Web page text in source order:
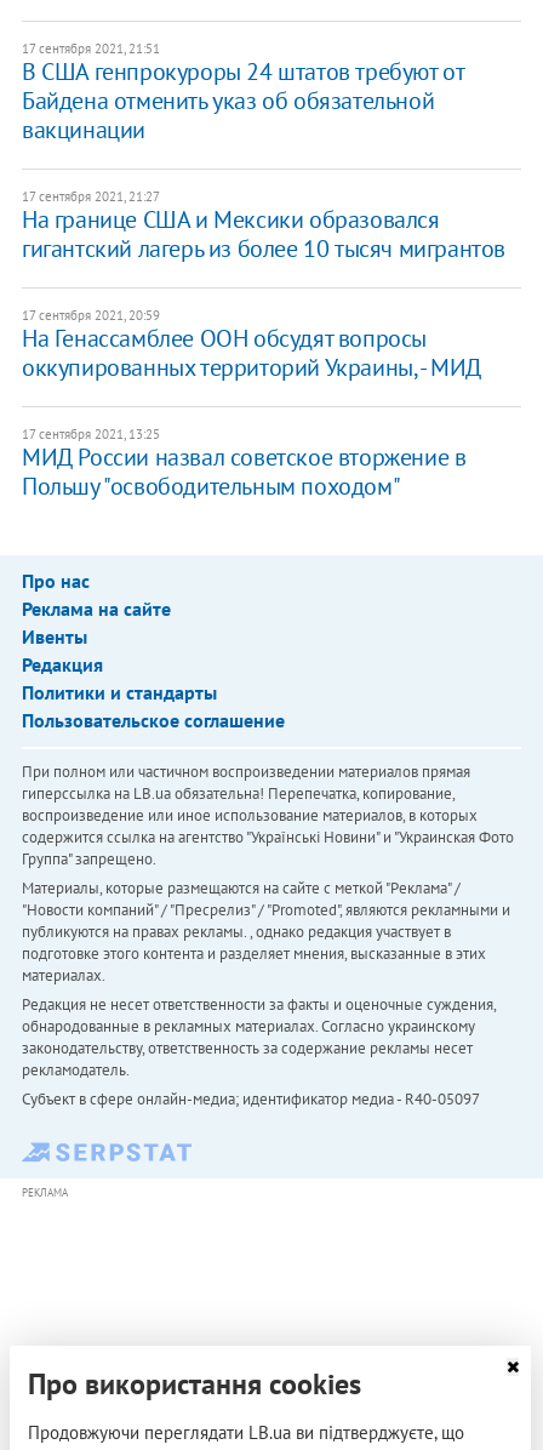
17 сентября 2021, 21:51
В США генпрокуроры 24 штатов требуют от
Байдена отменить указ об обязательной
вакцинации
17 сентября 2021, 21:27
На границе США и Мексики образовался
гигантский лагерь из более 10 тысяч мигрантов
17 сентября 2021, 20:59
На Генассамблее ООН обсудят вопросы
оккупированных территорий Украины, - МИД
17 сентября 2021, 13:25
МИД России назвал советское вторжение в
Польшу "освободительным походом"
Про нас
Реклама на сайте
Ивенты
Редакция
Политики и стандарты
Пользовательское соглашение
При полном или частичном воспроизведении материалов прямая
гиперссылка на LB.ua обязательна! Перепечатка, копирование,
воспроизведение или иное использование материалов, в которых
содержится ссылка на агентство "Українськi Новини" и "Украинская Фото
Группа" запрещено.
Материалы, которые размещаются на сайте с меткой "Реклама" /
"Новости компаний" / "Пресрелиз" / "Promoted", являются рекламными и
публикуются на правах рекламы. , однако редакция участвует в
подготовке этого контента и разделяет мнения, высказанные в этих
материалах.
Редакция не несет ответственности за факты и оценочные суждения,
обнародованные в рекламных материалах. Согласно украинскому
законодательству, ответственность за содержание рекламы несет
рекламодатель.
Субъект в сфере онлайн-медиа; идентификатор медиа - R40-05097
РЕКЛАМА
Про використання cookies
Продовжуючи переглядати LB.ua ви підтверджуєте, що